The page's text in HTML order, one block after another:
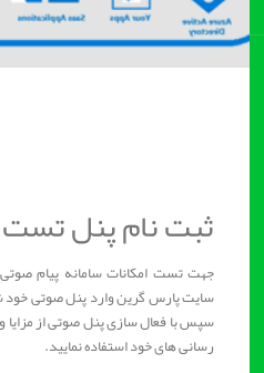
ثبت نام پنل تست
جهت تست امکانات سامانه پیام صوتی
سایت پارس گرین وارد پنل صوتی خود
سپس با فعال سازی پنل صوتی از مزایا و
رسانی های خود استفاده نمایید.